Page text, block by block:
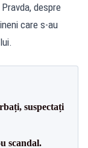
despre
care s-au
suspectați
scandal.